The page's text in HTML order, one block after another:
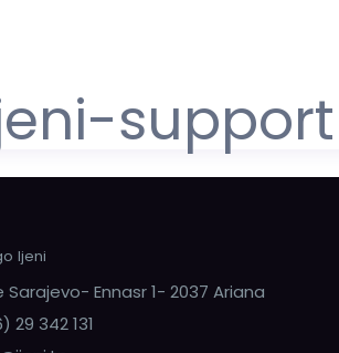
Sarajevo- Ennasr 1- 2037 Ariana
29 342 131